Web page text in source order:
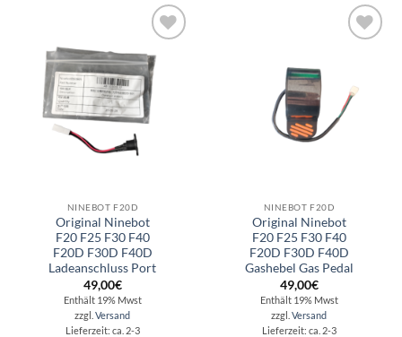
Auf die
Wunschliste
NINEBOT F20D
Original Ninebot
F20 F25 F30 F40
F20D F30D F40D
Ladeanschluss Port
49,00€
Enthält 19% Mwst
zzgl.Versand
Lieferzeit: ca. 2-3
Wunschliste
NINEBOT F20D
Original Ninebot
F20 F25 F30 F40
F20D F30D F40D
Gashebel Gas Pedal
49,00€
Enthält 19% Mwst
zzgl.Versand
Lieferzeit: ca. 2-3